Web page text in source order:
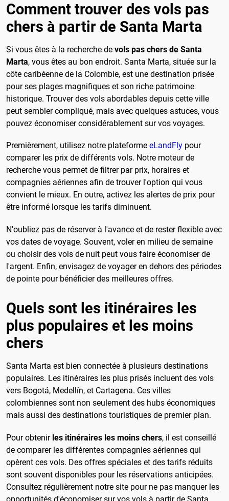
Comment trouver des vols pas
chers à partir de Santa Marta
Si vous êtes à la recherche de vols pas chers de Santa
Marta, vous êtes au bon endroit. Santa Marta, située sur la
côte caribéenne de la Colombie, est une destination prisée
pour ses plages magnifiques et son riche patrimoine
historique. Trouver des vols abordables depuis cette ville
peut sembler compliqué, mais avec quelques astuces, vous
pouvez économiser considérablement sur vos voyages.
Premièrement, utilisez notre plateforme eLandFly pour
comparer les prix de différents vols. Notre moteur de
recherche vous permet de filtrer par prix, horaires et
compagnies aériennes afin de trouver l'option qui vous
convient le mieux. En outre, activez les alertes de prix pour
être informé lorsque les tarifs diminuent.
N'oubliez pas de réserver à l'avance et de rester flexible avec
vos dates de voyage. Souvent, voler en milieu de semaine
ou choisir des vols de nuit peut vous faire économiser de
l'argent. Enfin, envisagez de voyager en dehors des périodes
de pointe pour bénéficier des meilleures offres.
Quels sont les itinéraires les
plus populaires et les moins
chers
Santa Marta est bien connectée à plusieurs destinations
populaires. Les itinéraires les plus prisés incluent des vols
vers Bogotá, Medellín, et Cartagena. Ces villes
colombiennes sont non seulement des hubs économiques
mais aussi des destinations touristiques de premier plan.
Pour obtenir les itinéraires les moins chers, il est conseillé
de comparer les différentes compagnies aériennes qui
opèrent ces vols. Des offres spéciales et des tarifs réduits
sont souvent disponibles pour les réservations anticipées.
Consultez régulièrement notre site pour ne pas manquer les
opportunités d'économiser sur vos vols à partir de Santa